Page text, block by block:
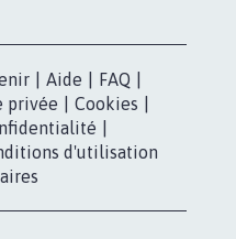
Aide FAQ
privée Cookies
d'utilisation